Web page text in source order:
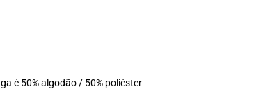
é 50% algodão / 50% poliéster